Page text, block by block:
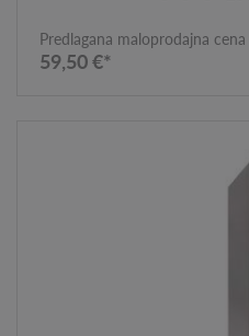
Predlagana maloprodajna cena
59,50 €*